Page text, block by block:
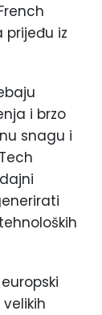
prijeđu iz
i brzo
snagu i